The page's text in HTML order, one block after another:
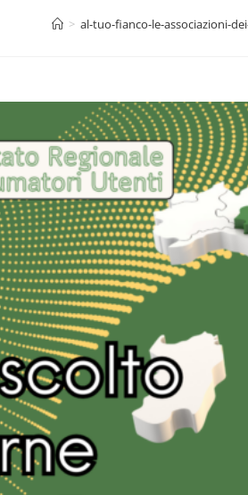
> al-tuo-fianco-le-associazioni-